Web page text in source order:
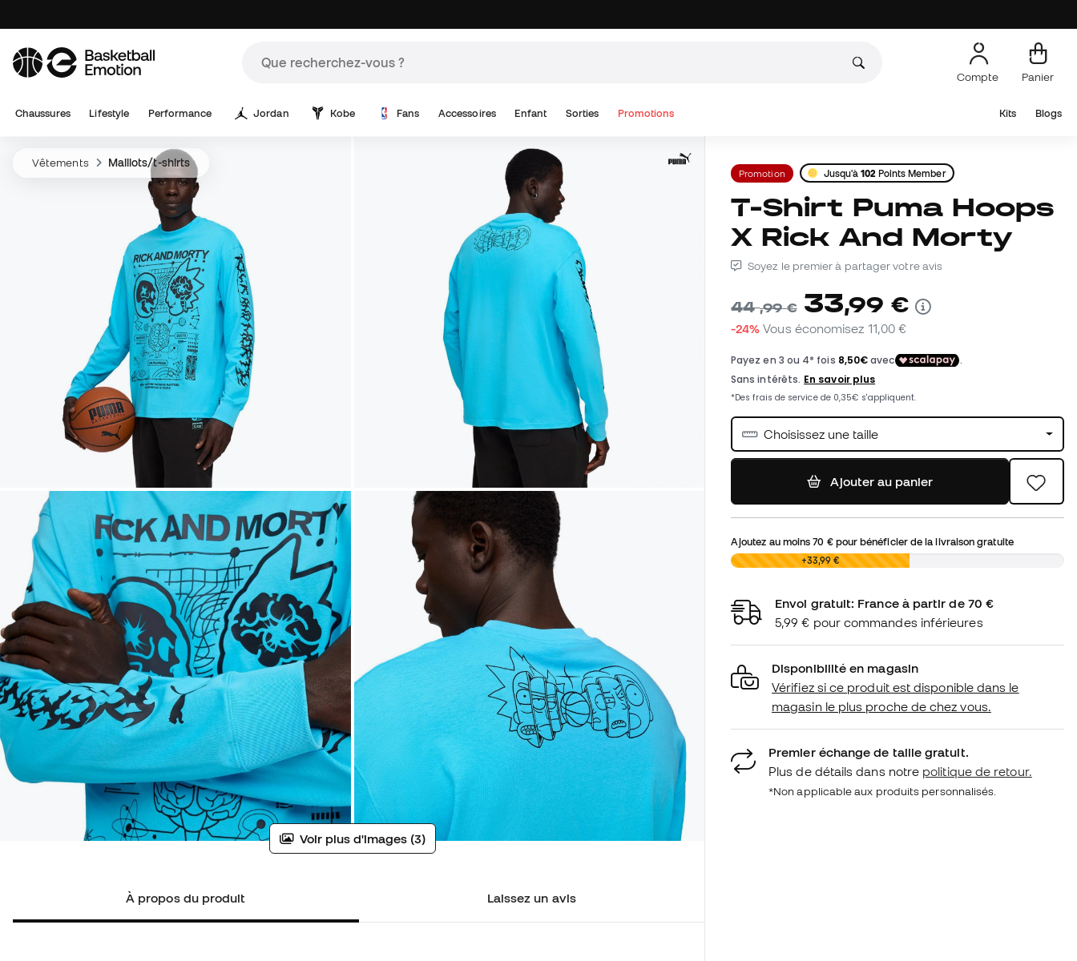
Compte Panier
Chaussures Lifestyle Performance Jordan Kobe Fans Accessoires Enfant Sorties Promotions Kits Blogs
Vêtements Maillots/t-shirts
Voir plus d'images (3)
À propos du produit Laissez un avis
Promotion Jusqu'à102 Points Member
T-Shirt Puma Hoops
X Rick And Morty
Soyez le premier à partager votre avis
44,99 € 33,99 €
-24% Vous économisez 11,00 €
Choisissez une taille
Ajouter au panier
Ajoutez au moins70 €pour bénéficier de la livraison gratuite
0,00 € +33,99 €
Envoi gratuit: France à partir de 70 €
5,99 € pour commandes inférieures
Disponibilité en magasin
Vérifiez si ce produit est disponible dans le
magasin le plus proche de chez vous.
Premier échange de taille gratuit.
Plus de détails dans notre politique de retour.
*Non applicable aux produits personnalisés.